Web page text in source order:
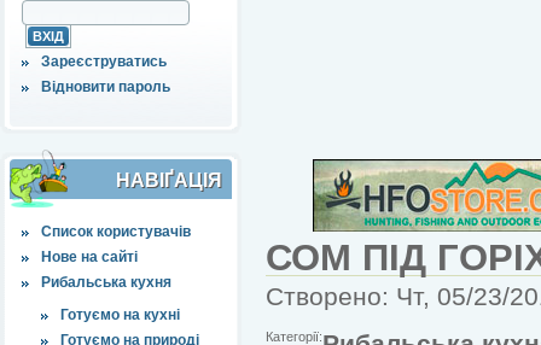
Зареєструватись
Відновити пароль
НАВІҐАЦІЯ
Список користувачів
Нове на сайті
Рибальська кухня
Готуємо на кухні
Готуємо на природі
СОМ ПІД
Створено: Чт, 05/23/
Категорії: